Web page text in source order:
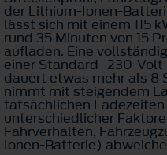
der Lithium-Ionen-
lässt sich mit einem 115
rund 35 Minuten von 15
aufladen. Eine
einer Standard- 230-
dauert etwas mehr als 8
nimmt mit steigendem
tatsächlichen
unterschiedlicher
Fahrverhalten,
Ionen-Batterie)